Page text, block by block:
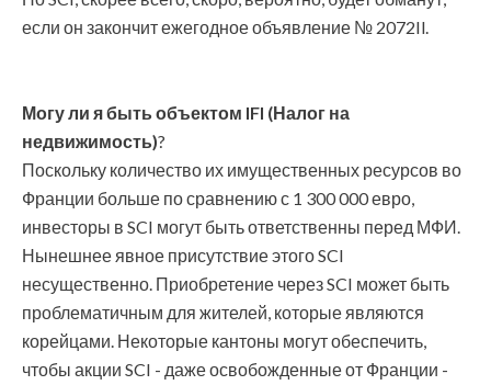
если он закончит ежегодное объявление № 2072Il.
Могу ли я быть объектом IFI (Налог на
недвижимость)?
Поскольку количество их имущественных ресурсов во
Франции больше по сравнению с 1 300 000 евро,
инвесторы в SCI могут быть ответственны перед МФИ.
Нынешнее явное присутствие этого SCI
несущественно. Приобретение через SCI может быть
проблематичным для жителей, которые являются
корейцами. Некоторые кантоны могут обеспечить,
чтобы акции SCI - даже освобожденные от Франции -